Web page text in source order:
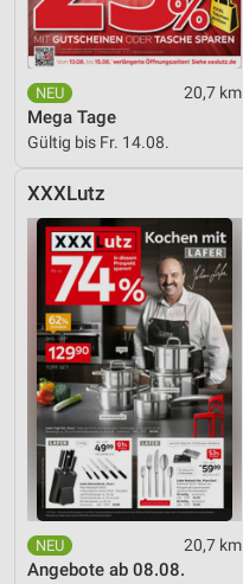
20,7 km
Mega Tage
Gültig bis Fr. 14.08.
XXXLutz
20,7 km
Angebote ab 08.08.
Verwendung von Profilen
personalisierter Werbung
Erstellung von Profilen zur
von Inhalten
Verwendung von Profilen
Messung der Werbeleistung
Messung der
Analyse von Zielgruppen
Kombinationen von Daten
Quellen
Entwicklung und
Verwendung reduzierter
Inhalten
IAB-Besonderheiten:
Verwendung genauer